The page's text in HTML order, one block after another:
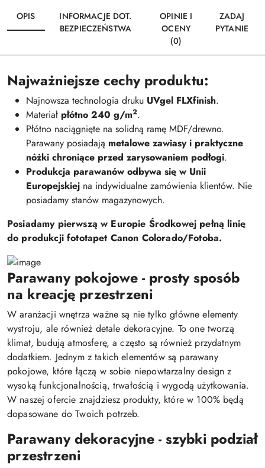
OPIS
INFORMACJE DOT.
BEZPIECZEŃSTWA
OPINIE I
OCENY
(0)
ZADAJ
PYTANIE
Najważniejsze cechy produktu:
Najnowsza technologia druku UVgel FLXfinish.
Materiał płótno 240 g/m2.
Płótno naciągnięte na solidną ramę MDF/drewno.
Parawany posiadają metalowe zawiasy i praktyczne
nóżki chroniące przed zarysowaniem podłogi.
Produkcja parawanów odbywa się w Unii
Europejskiej na indywidualne zamówienia klientów. Nie
posiadamy stanów magazynowych.
Posiadamy pierwszą w Europie Środkowej pełną linię
do produkcji fototapet Canon Colorado/Fotoba.
Parawany pokojowe - prosty sposób
na kreację przestrzeni
W aranżacji wnętrza ważne są nie tylko główne elementy
wystroju, ale również detale dekoracyjne. To one tworzą
klimat, budują atmosferę, a często są również przydatnym
dodatkiem. Jednym z takich elementów są parawany
pokojowe, które łączą w sobie niepowtarzalny design z
wysoką funkcjonalnością, trwałością i wygodą użytkowania.
W naszej ofercie znajdziesz produkty, które w 100% będą
dopasowane do Twoich potrzeb.
Parawany dekoracyjne - szybki podział
przestrzeni